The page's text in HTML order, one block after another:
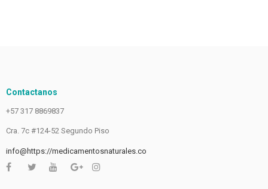
Contactanos
+57 317 8869837
Cra. 7c #124-52 Segundo Piso
info@https://medicamentosnaturales.co